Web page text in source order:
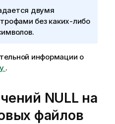
двумя
без каких-либо
информации о
.
NULL на
файлов